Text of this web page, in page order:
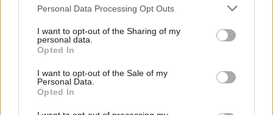
Please note that this website/app uses one or more Google
not limited to your visit or usage behaviour. You may click to
grant or deny consent to Google and its third-party tags to
use your data for below specified purposes in below Google
consent section.
Personal Data Processing Opt Outs
I want to opt-out of the Sharing of my
personal data.
Opted In
I want to opt-out of the Sale of my
Personal Data.
Opted In
Εκδηλώστε ενδιαφέρον στην goLearn
για άμεση εξυπηρέτηση και
ενημέρωση